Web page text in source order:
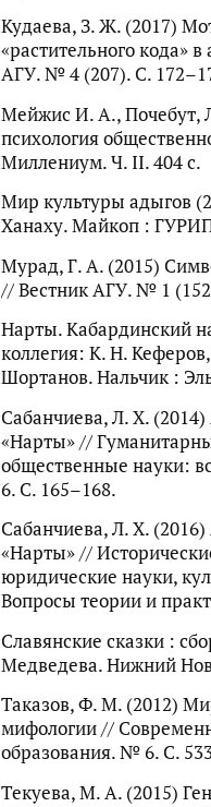
Кудаева, З. Ж. (2017)
«растительного кода»
АГУ. № 4 (207). С.
Мейжис И. А., Почебут,
психология
Миллениум. Ч. II. 404 с.
Мир культуры адыгов
Ханаху. Майкоп :
Мурад, Г. А. (2015)
// Вестник АГУ. № 1
Нарты. Кабардинский
коллегия: К. Н.
Шортанов. Нальчик :
Сабанчиева, Л. Х.
«Нарты» //
общественные науки:
6. С. 165–168.
Сабанчиева, Л. Х.
«Нарты» //
юридические науки,
Вопросы теории и
Славянские сказки :
Медведева. Нижний
Таказов, Ф. М. (2012)
мифологии //
образования. № 6. С.
Текуева, М. А. (2015)